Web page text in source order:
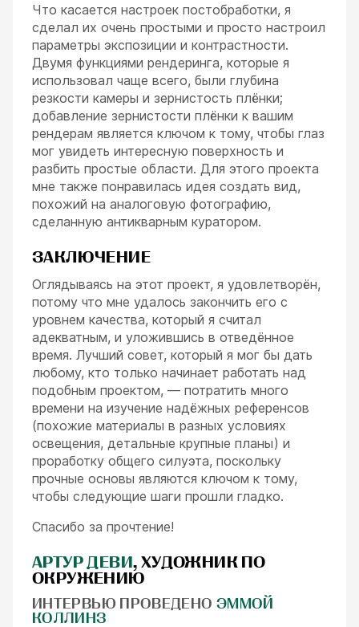
Что касается настроек постобработки, я
сделал их очень простыми и просто настроил
параметры экспозиции и контрастности.
Двумя функциями рендеринга, которые я
использовал чаще всего, были глубина
резкости камеры и зернистость плёнки;
добавление зернистости плёнки к вашим
рендерам является ключом к тому, чтобы глаз
мог увидеть интересную поверхность и
разбить простые области. Для этого проекта
мне также понравилась идея создать вид,
похожий на аналоговую фотографию,
сделанную антикварным куратором.
ЗАКЛЮЧЕНИЕ
Оглядываясь на этот проект, я удовлетворён,
потому что мне удалось закончить его с
уровнем качества, который я считал
адекватным, и уложившись в отведённое
время. Лучший совет, который я мог бы дать
любому, кто только начинает работать над
подобным проектом, — потратить много
времени на изучение надёжных референсов
(похожие материалы в разных условиях
освещения, детальные крупные планы) и
проработку общего силуэта, поскольку
прочные основы являются ключом к тому,
чтобы следующие шаги прошли гладко.
Спасибо за прочтение!
АРТУР ДЕВИ, ХУДОЖНИК ПО
ОКРУЖЕНИЮ
ИНТЕРВЬЮ ПРОВЕДЕНО ЭММОЙ
КОЛЛИНЗ